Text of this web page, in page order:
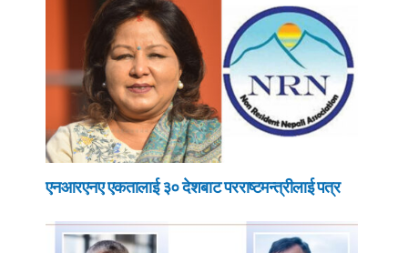
एनआरएनए एकतालाई ३० देशबाट परराष्टमन्त्रीलाई पत्र